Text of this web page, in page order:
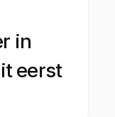
in
eerst